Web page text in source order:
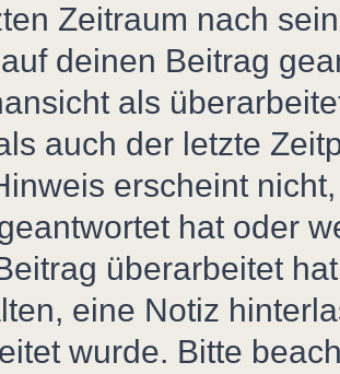
Zeitraum nach
deinen Beitrag
als
auch der letzte
erscheint
hat oder
überarbeitet
eine Notiz
wurde. Bitte